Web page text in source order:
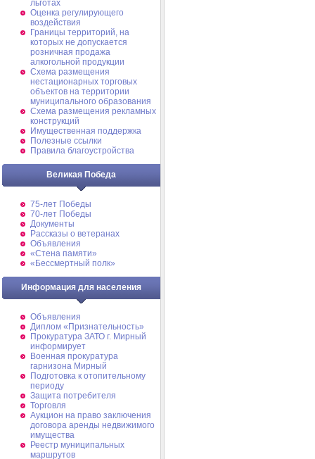
льготах
Оценка регулирующего
воздействия
Границы территорий, на
которых не допускается
розничная продажа
алкогольной продукции
Схема размещения
нестационарных торговых
объектов на территории
муниципального образования
Схема размещения рекламных
конструкций
Имущественная поддержка
Полезные ссылки
Правила благоустройства
Великая Победа
75-лет Победы
70-лет Победы
Документы
Рассказы о ветеранах
Объявления
«Стена памяти»
«Бессмертный полк»
Информация для населения
Объявления
Диплом «Признательность»
Прокуратура ЗАТО г. Мирный
информирует
Военная прокуратура
гарнизона Мирный
Подготовка к отопительному
периоду
Защита потребителя
Торговля
Аукцион на право заключения
договора аренды недвижимого
имущества
Реестр муниципальных
маршрутов